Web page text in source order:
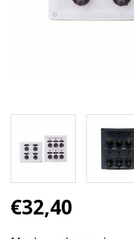
€32,40